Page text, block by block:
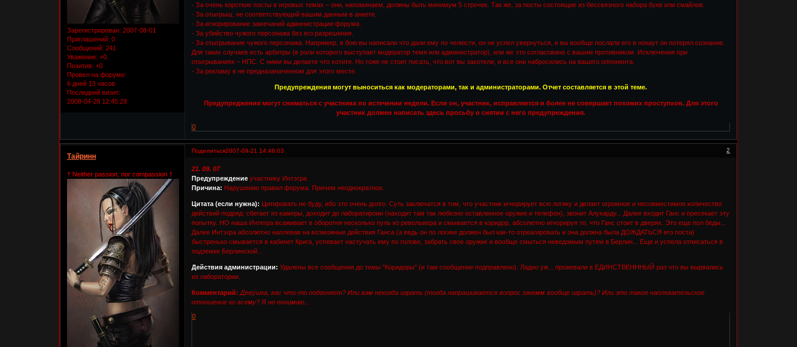
Зарегистрирован: 2007-08-01
Приглашений: 0
Сообщений: 241
Уважение: +0
Позитив: +0
Провел на форуме:
6 дней 13 часов
Последний визит:
2008-04-28 12:45:28
- За очень короткие посты в игровых темах – они, напоминаем, должны быть минимум 5 строчек. Так же, за посты состоящие из бессвязного набора букв или смайлов.
- За отыгрыш, не соответствующий вашим данным в анкете.
- За игнорирование замечаний администрации форума.
- За убийство чужого персонажа без его разрешения.
- За отыгрывание чужого персонажа. Например, в бою вы написали что дали ему по челюсти, он не успел увернуться, и вы вообще послали его в нокаут он потерял сознание.
Для таких случаев есть арбитры (в роли которого выступает модератор темя или администратор), или же это согласовано с вашим противником. Исключения при
отыгрываниях – НПС. С ними вы делаете что хотите. Но тоже не стоит писать, что вот вы захотели, и все они набросились на вашего оппонента.
- За рекламу в не предназаначенном для этого месте.
Предупреждения могут выноситься как модераторами, так и администраторами. Отчет составляется в этой теме.
Предупреджения могут сниматься с участника по истечении недели. Если он, участник, исправляется и более не совершает похожих проступков. Для этого
участник должен написать здесь просьбу о снятии с него предупреждения.
0
Поделиться 2
2007-09-21 14:46:03
Тайринн
† Neither passion, nor compassion †
21. 09. 07
Предупреждениеучастнику Интэгра.
Причина: Нарушение правил форума. Причем неоднократное.
Цитата (если нужна): Цитировать не буду, ибо это очень долго. Суть заключатся в том, что участник игнорирует всю логику и делает огромное и несовместимое количество
действий подряд: сбегает из камеры, доходит до лаборатироии (находит там так любезно оставленное оружие и телефон), звонит Алукарду... Далее входит Ганс и пресекает эту
попытку. НО наша Интегра всаживает в оборотня несколько пуль из револьвера и смывается в коридор, абсолютно игнорируя то, что Ганс стоит в дверях. Это еще пол беды...
Далее Интэгра абсолютно наплевав на возможные действия Ганса (а ведь он по логике должен был как-то отреагировать и она должна была ДОЖДАТЬСЯ его поста)
быстренько смывается в кабинет Крига, успевает настучать ему по голове, забрать свое оружие и вообще смыться неведомым путем в Берлин... Еще и успела отписаться в
подземке Берлинской...
Действия администрации: Удалены все сообщения до темы "Коридоры" (и там сообщение подправлено). Ладно уж... прожевали в ЕДИНСТВЕНННЫЙ раз что вы вырвались
из лаборатории.
Комментарий: Девушка, вас что-то подгоняет? Или вам некогда играть (тогда напрашивается вопрос зачемм вообще играть)? Или это такое наплевательское
отношение ко всему? Я не понимаю...
0